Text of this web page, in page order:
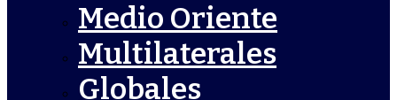
Medio Oriente
Multilaterales
Globales